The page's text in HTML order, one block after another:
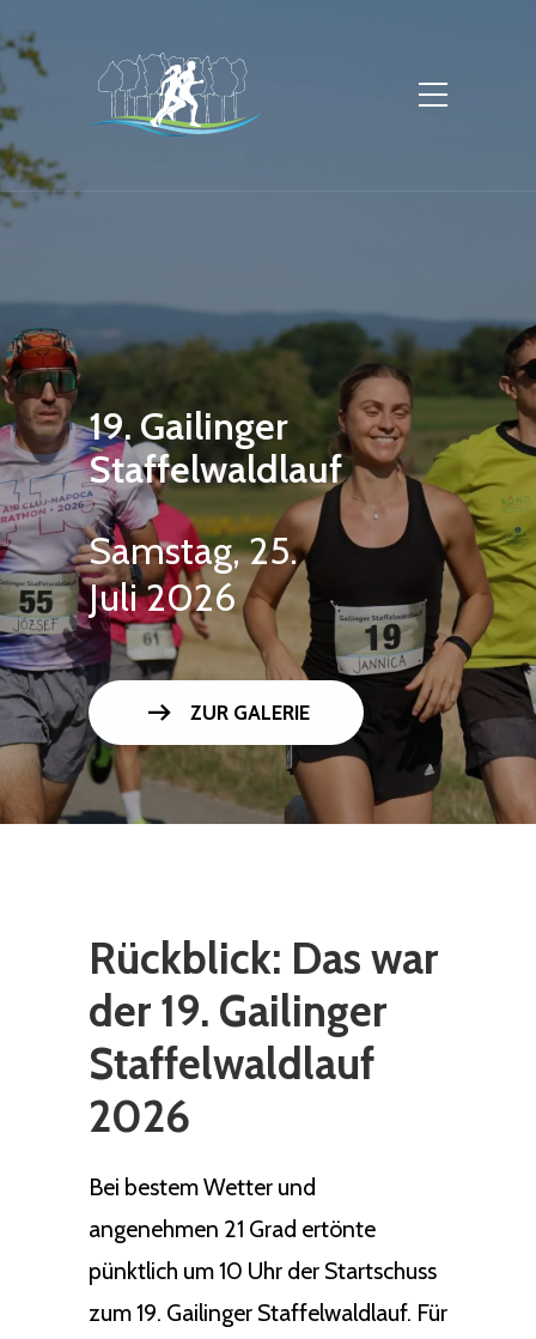
19. Gailinger
Staffelwaldlauf
Samstag, 25.
Juli 2026
arrow_right_alt ZUR GALERIE
Rückblick: Das war
der 19. Gailinger
Staffelwaldlauf
2026
Bei bestem Wetter und
angenehmen 21 Grad ertönte
pünktlich um 10 Uhr der Startschuss
zum 19. Gailinger Staffelwaldlauf. Für